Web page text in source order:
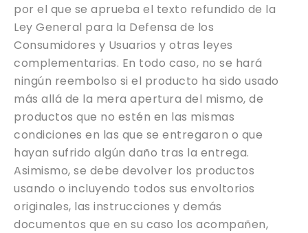
por el que se aprueba el texto refundido de la
Ley General para la Defensa de los
Consumidores y Usuarios y otras leyes
complementarias. En todo caso, no se hará
ningún reembolso si el producto ha sido usado
más allá de la mera apertura del mismo, de
productos que no estén en las mismas
condiciones en las que se entregaron o que
hayan sufrido algún daño tras la entrega.
Asimismo, se debe devolver los productos
usando o incluyendo todos sus envoltorios
originales, las instrucciones y demás
documentos que en su caso los acompañen,